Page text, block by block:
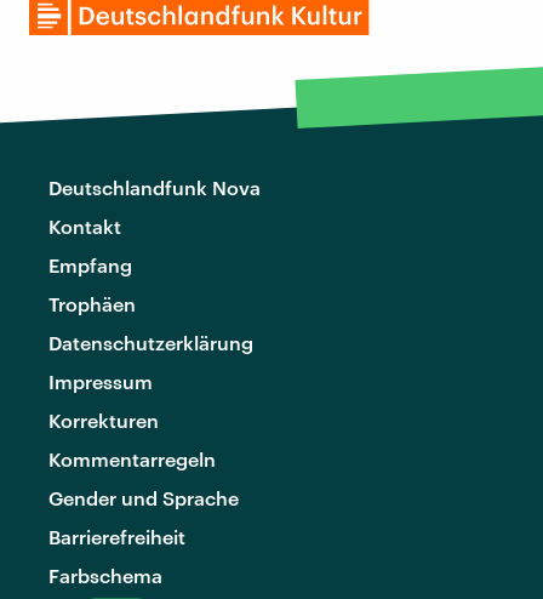
Deutschlandfunk Nova
Kontakt
Empfang
Trophäen
Datenschutzerklärung
Impressum
Korrekturen
Kommentarregeln
Gender und Sprache
Barrierefreiheit
Farbschema